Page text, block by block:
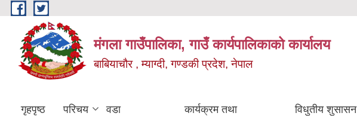
Skip to main content
मंगला गाउँपालिका, गाउँ कार्यपालिकाको कार्यालय
बाबियाचौर , म्याग्दी, गण्डकी प्रदेश, नेपाल
गृहपृष्ठ परिचय वडा कार्यक्रम तथा विधुतीय शुसासन